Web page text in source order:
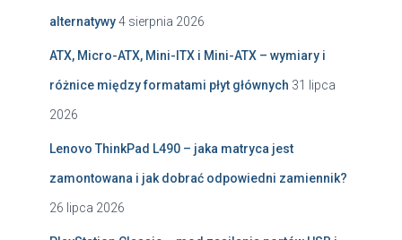
alternatywy4 sierpnia 2026
ATX, Micro-ATX, Mini-ITX i Mini-ATX – wymiary i
różnice między formatami płyt głównych 31 lipca
2026
Lenovo ThinkPad L490 – jaka matryca jest
zamontowana i jak dobrać odpowiedni zamiennik?
26 lipca 2026